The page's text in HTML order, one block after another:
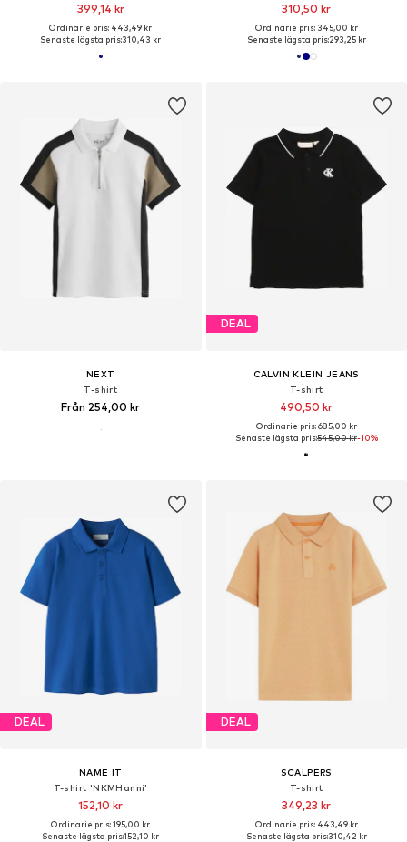
399,14 kr
Ordinarie pris: 443,49 kr
Senaste lägsta pris:310,43 kr
310,50 kr
Ordinarie pris: 345,00 kr
Senaste lägsta pris:293,25 kr
NEXT
T-shirt
Från 254,00 kr
DEAL
CALVIN KLEIN JEANS
T-shirt
490,50 kr
Ordinarie pris: 685,00 kr
Senaste lägsta pris:545,00 kr-10%
DEAL
NAME IT
T-shirt 'NKMHanni'
152,10 kr
Ordinarie pris: 195,00 kr
Senaste lägsta pris:152,10 kr
DEAL
SCALPERS
T-shirt
349,23 kr
Ordinarie pris: 443,49 kr
Senaste lägsta pris:310,42 kr